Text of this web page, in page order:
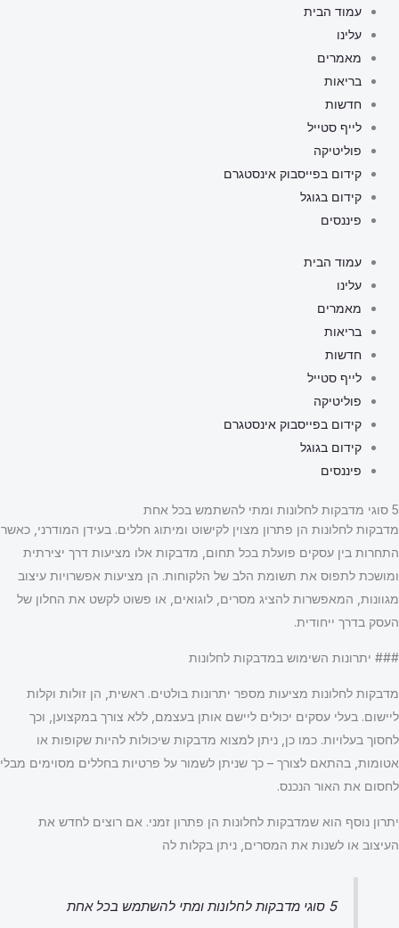
דילוג
לתוכן
עמוד הבית
עלינו
מאמרים
בריאות
חדשות
לייף סטייל
פוליטיקה
קידום בפייסבוק אינסטגרם
קידום בגוגל
פיננסים
עמוד הבית
עלינו
מאמרים
בריאות
חדשות
לייף סטייל
פוליטיקה
קידום בפייסבוק אינסטגרם
קידום בגוגל
פיננסים
5 סוגי מדבקות לחלונות ומתי להשתמש בכל אחת
מדבקות לחלונות הן פתרון מצוין לקישוט ומיתוג חללים. בעידן המודרני, כאשר
התחרות בין עסקים פועלת בכל תחום, מדבקות אלו מציעות דרך יצירתית
ומושכת לתפוס את תשומת הלב של הלקוחות. הן מציעות אפשרויות עיצוב
מגוונות, המאפשרות להציג מסרים, לוגואים, או פשוט לקשט את החלון של
העסק בדרך ייחודית.
### יתרונות השימוש במדבקות לחלונות
מדבקות לחלונות מציעות מספר יתרונות בולטים. ראשית, הן זולות וקלות
ליישום. בעלי עסקים יכולים ליישם אותן בעצמם, ללא צורך במקצוען, וכך
לחסוך בעלויות. כמו כן, ניתן למצוא מדבקות שיכולות להיות שקופות או
אטומות, בהתאם לצורך – כך שניתן לשמור על פרטיות בחללים מסוימים מבלי
לחסום את האור הנכנס.
יתרון נוסף הוא שמדבקות לחלונות הן פתרון זמני. אם רוצים לחדש את
העיצוב או לשנות את המסרים, ניתן בקלות לה
5 סוגי מדבקות לחלונות ומתי להשתמש בכל אחת